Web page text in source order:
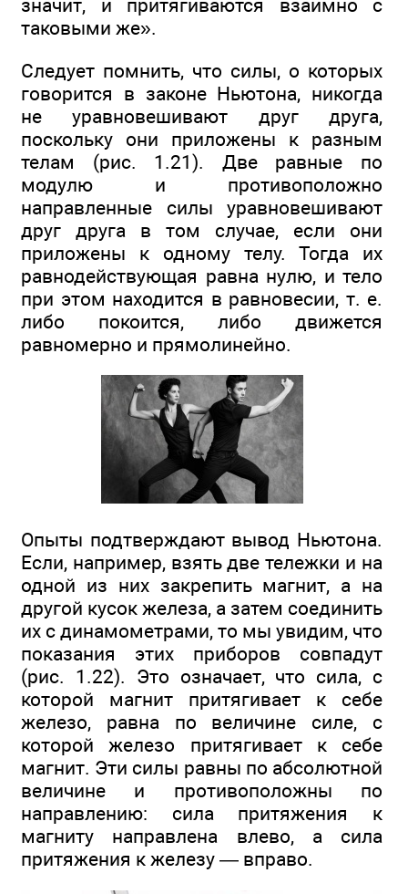
значит, и притягиваются взаимно с
таковыми же».
Следует помнить, что силы, о которых
говорится в законе Ньютона, никогда
не уравновешивают друг друга,
поскольку они приложены к разным
телам (рис. 1.21). Две равные по
модулю и противоположно
направленные силы уравновешивают
друг друга в том случае, если они
приложены к одному телу. Тогда их
равнодействующая равна нулю, и тело
при этом находится в равновесии, т. е.
либо покоится, либо движется
равномерно и прямолинейно.
Опыты подтверждают вывод Ньютона.
Если, например, взять две тележки и на
одной из них закрепить магнит, а на
другой кусок железа, а затем соединить
их с динамометрами, то мы увидим, что
показания этих приборов совпадут
(рис. 1.22). Это означает, что сила, с
которой магнит притягивает к себе
железо, равна по величине силе, с
которой железо притягивает к себе
магнит. Эти силы равны по абсолютной
величине и противоположны по
направлению: сила притяжения к
магниту направлена влево, а сила
притяжения к железу — вправо.